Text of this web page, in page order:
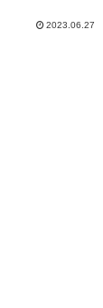
2023.06.27